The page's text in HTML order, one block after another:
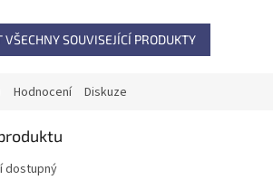
SOUVISEJÍCÍ PRODUKTY
Hodnocení Diskuze
dostupný